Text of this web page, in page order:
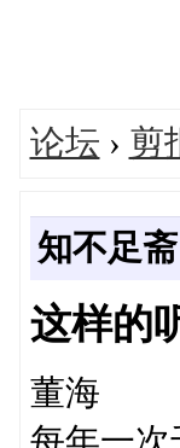
论坛 › 剪
知不足斋
这样的
董海